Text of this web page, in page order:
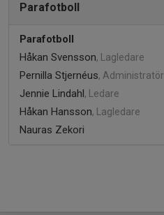
Parafotboll
Parafotboll
Håkan Svensson, Lagledare
Pernilla Stjernéus, Administratör
Jennie Lindahl, Ledare
Håkan Hansson, Lagledare
Nauras Zekori